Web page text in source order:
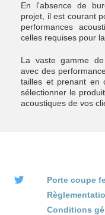
En l'absence de
projet, il est courant
performances
celles requises pour
La vaste gamme de
avec des
tailles et prenant en
sélectionner le
acoustiques de vos
Porte coupe
Conditions